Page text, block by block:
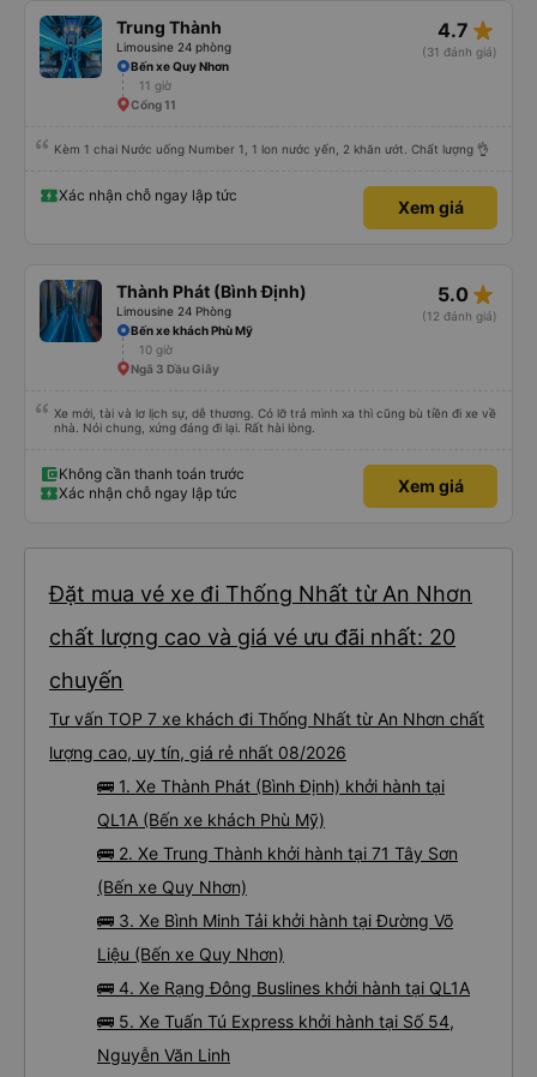
Trung Thành
Limousine 24 phòng
4.7 star_rate
(31 đánh giá)
Bến xe Quy Nhơn
11 giờ
Cổng 11
Kèm 1 chai Nước uống Number 1, 1 lon nước yến, 2 khăn ướt. Chất lượng 👌
Xác nhận chỗ ngay lập tức
Xem giá
Thành Phát (Bình Định)
Limousine 24 Phòng
5.0 star_rate
(12 đánh giá)
Bến xe khách Phù Mỹ
10 giờ
Ngã 3 Dầu Giây
Xe mới, tài và lơ lịch sự, dễ thương. Có lỡ trả mình xa thì cũng bù tiền đi xe về
nhà. Nói chung, xứng đáng đi lại. Rất hài lòng.
Không cần thanh toán trước
Xác nhận chỗ ngay lập tức
Xem giá
Đặt mua vé xe đi Thống Nhất từ An Nhơn
chất lượng cao và giá vé ưu đãi nhất: 20
chuyến
Tư vấn TOP 7 xe khách đi Thống Nhất từ An Nhơn chất
lượng cao, uy tín, giá rẻ nhất 08/2026
🚌 1. Xe Thành Phát (Bình Định) khởi hành tại
QL1A (Bến xe khách Phù Mỹ)
🚌 2. Xe Trung Thành khởi hành tại 71 Tây Sơn
(Bến xe Quy Nhơn)
🚌 3. Xe Bình Minh Tải khởi hành tại Đường Võ
Liệu (Bến xe Quy Nhơn)
🚌 4. Xe Rạng Đông Buslines khởi hành tại QL1A
🚌 5. Xe Tuấn Tú Express khởi hành tại Số 54,
Nguyễn Văn Linh